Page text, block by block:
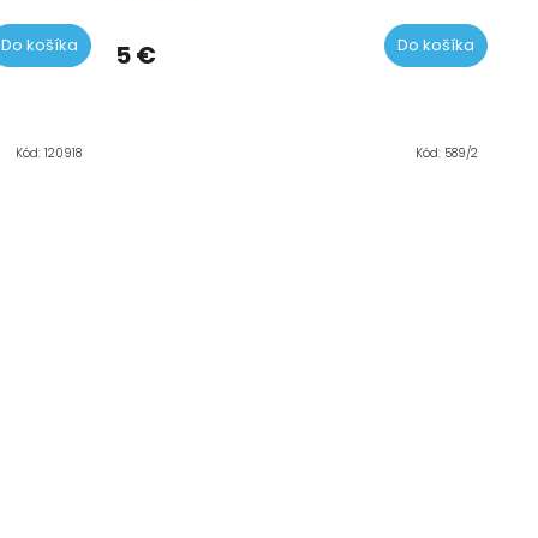
Do košíka 5 € Do košíka
Kód: 120918 Kód: 589/2